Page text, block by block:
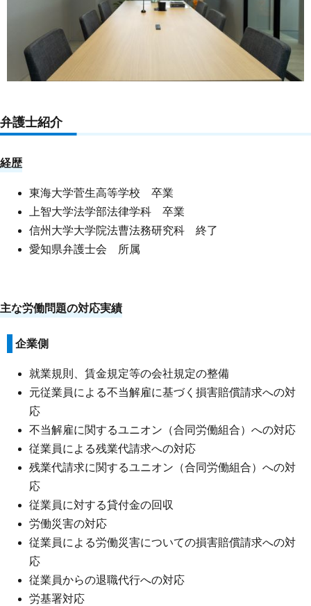
弁護士紹介
経歴
東海大学菅生高等学校 卒業
上智大学法学部法律学科 卒業
信州大学大学院法曹法務研究科 終了
愛知県弁護士会 所属
主な労働問題の対応実績
企業側
就業規則、賃金規定等の会社規定の整備
元従業員による不当解雇に基づく損害賠償請求への対
応
不当解雇に関するユニオン（合同労働組合）への対応
従業員による残業代請求への対応
残業代請求に関するユニオン（合同労働組合）への対
応
従業員に対する貸付金の回収
労働災害の対応
従業員による労働災害についての損害賠償請求への対
応
従業員からの退職代行への対応
労基署対応